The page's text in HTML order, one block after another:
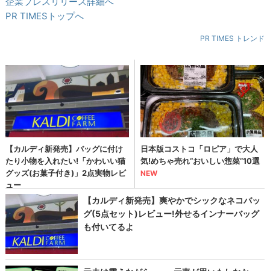
PR TIMESトップへ
PR TIMES トレンド